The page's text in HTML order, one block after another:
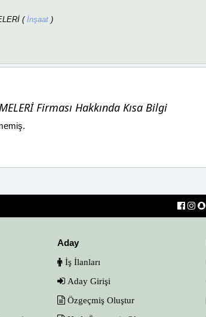
(İnşaat )
Firması Hakkında Kısa Bilgi
Aday
İş İlanları
Aday Girişi
Özgeçmiş Oluştur